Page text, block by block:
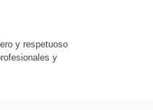
y respetuoso
y